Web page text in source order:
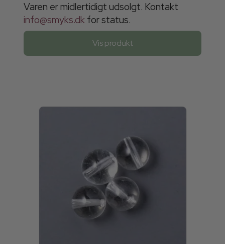
Varen er midlertidigt udsolgt. Kontakt
info@smyks.dk for status.
Vis produkt